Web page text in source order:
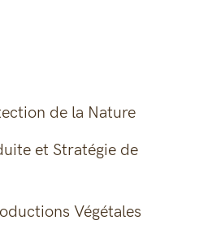
de la Nature
et Stratégie de
Végétales